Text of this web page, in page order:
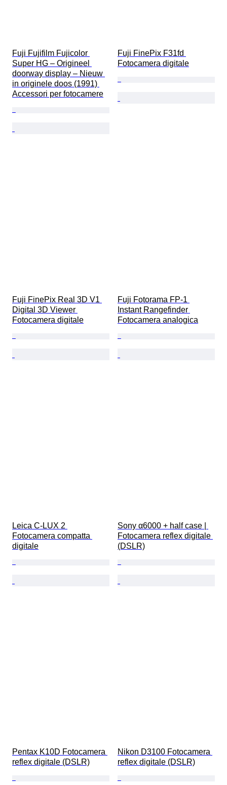
Fuji Fujifilm Fujicolor
Super HG – Origineel
doorway display – Nieuw
in originele doos (1991)
Accessori per fotocamere
Fuji FinePix F31fd
Fotocamera digitale
Fuji FinePix Real 3D V1
Digital 3D Viewer
Fotocamera digitale
Fuji Fotorama FP-1
Instant Rangefinder
Fotocamera analogica
Leica C-LUX 2
Fotocamera compatta
digitale
Sony α6000 + half case |
Fotocamera reflex digitale
(DSLR)
Pentax K10D Fotocamera
reflex digitale (DSLR)
Nikon D3100 Fotocamera
reflex digitale (DSLR)